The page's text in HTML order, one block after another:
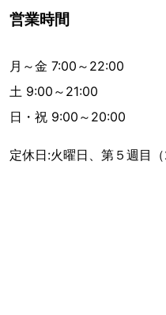
営業時間
月～金 7:00～22:00
土 9:00～21:00
日・祝 9:00～20:00
定休日:火曜日、第５週目（